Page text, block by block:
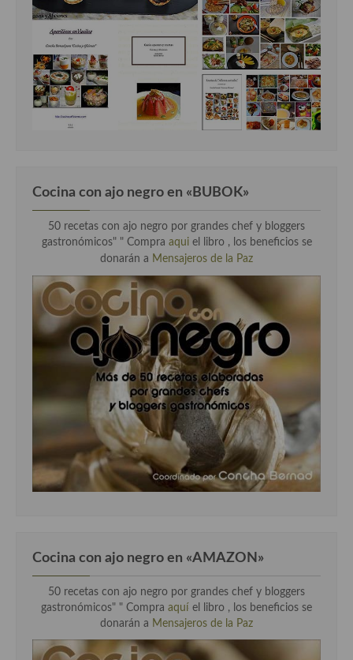
Cocina con ajo negro en «BUBOK»
50 recetas con ajo negro por grandes chef y bloggers
gastronómicos" " Compra aqui el libro , los beneficios se
donarán a Mensajeros de la Paz
Cocina con ajo negro en «AMAZON»
50 recetas con ajo negro por grandes chef y bloggers
gastronómicos" " Compra aquí el libro , los beneficios se
donarán a Mensajeros de la Paz